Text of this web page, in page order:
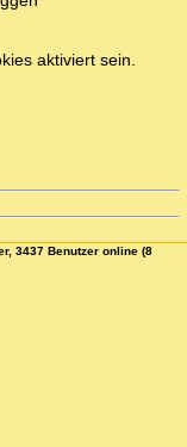
aktiviert sein.
3437 Benutzer online (8